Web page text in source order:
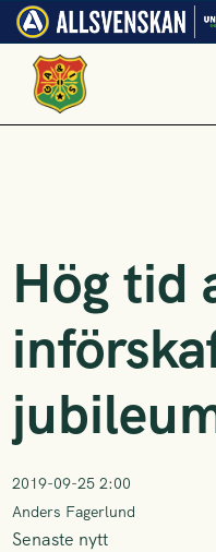
Hög tid
2019-09-25 2:00
Anders Fagerlund
Senaste nytt